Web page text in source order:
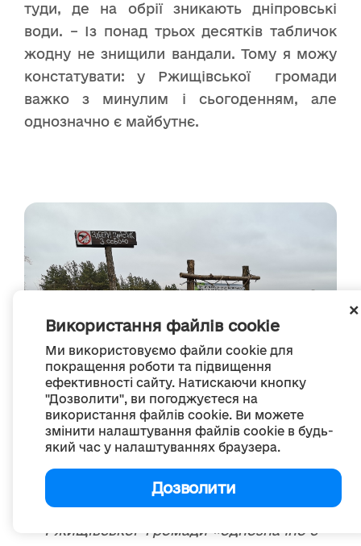
Використання файлів cookie
Ми використовуємо файли cookie для
покращення роботи та підвищення
ефективності сайту. Натискаючи кнопку
"Дозволити", ви погоджуєтеся на
використання файлів cookie. Ви можете
змінити налаштування файлів cookie в будь-
який час у налаштуваннях браузера.
Дозволити
туди, де на обрії зникають дніпровські
води. – Із понад трьох десятків табличок
жодну не знищили вандали. Тому я можу
констатувати: у Ржищівської громади
важко з минулим і сьогоденням, але
однозначно є майбутнє.
встановлених Колосюком, жодну не
знищили вандали. Тому він переконаний: у
Ржищівської громади «однозначно є